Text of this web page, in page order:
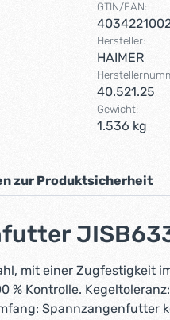
GTIN/EAN:
Hersteller:
HAIMER
40.521.25
Gewicht:
1.536 kg
zur Produktsicherheit
mit einer Zugfestigkeit
Kontrolle.